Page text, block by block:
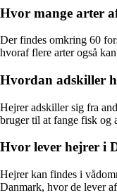
Hvor mange arter
Der findes omkring 60
hvoraf flere arter også
Hvordan adskiller
Hejrer adskiller sig fra
bruger til at fange fisk og
Hvor lever hejrer i
Hejrer kan findes i
Danmark, hvor de lever